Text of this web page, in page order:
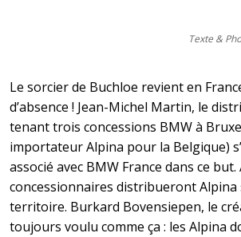
Texte &
Le sorcier de Buchloe revient en
d’absence ! Jean-Michel Martin, le
tenant trois concessions BMW à
importateur Alpina pour la Belgique)
associé avec BMW France dans ce but.
concessionnaires distribueront
territoire. Burkard Bovensiepen, le
toujours voulu comme ça : les Alpina